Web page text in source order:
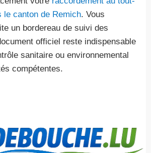
le canton de Remich. Vous
un bordereau de suivi des
officiel reste indispensable
sanitaire ou environnemental
compétentes.